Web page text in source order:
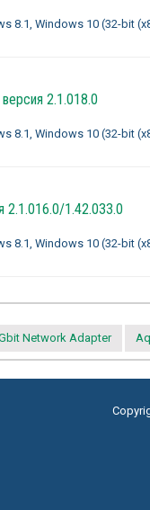
8.1, Windows 10 (32-bit
версия 2.1.018.0
8.1, Windows 10 (32-bit
2.1.016.0/1.42.033.0
8.1, Windows 10 (32-bit
Network Adapter